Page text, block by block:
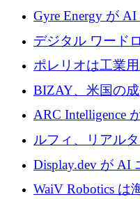
100 万ポンドを確
Gyre Energy が
を削減するため
デジタル ワード
1,000 万人のユ
700 万ドルを獲得
ポレリオは工業
万ユーロを確保
BIZAY、米国の
めに5,500万ドル
ARC Intelligence
ットフォームを
ルフィ、リアル
810万ポンドを確保
Display.dev が AI
コラボレーショ
WaiV Robotics は